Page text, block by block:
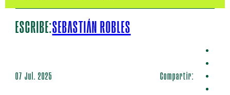
ESCRIBE:SEBASTIÁN ROBLES
07 Jul. 2025 Compartir: